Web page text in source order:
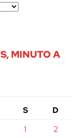
MINUTO A
S
D
1
2